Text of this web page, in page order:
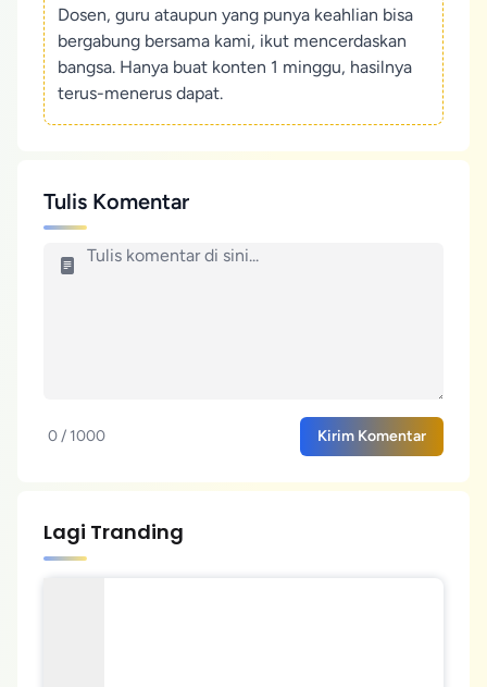
Dosen, guru ataupun yang punya keahlian bisa
bergabung bersama kami, ikut mencerdaskan
bangsa. Hanya buat konten 1 minggu, hasilnya
terus-menerus dapat.
Tulis Komentar
0 / 1000 Kirim Komentar
Lagi Tranding